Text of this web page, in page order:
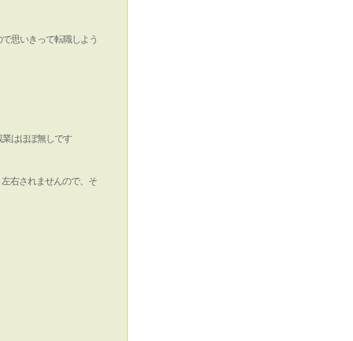
思いきって転職しよう
はほぼ無しです
右されませんので、そ